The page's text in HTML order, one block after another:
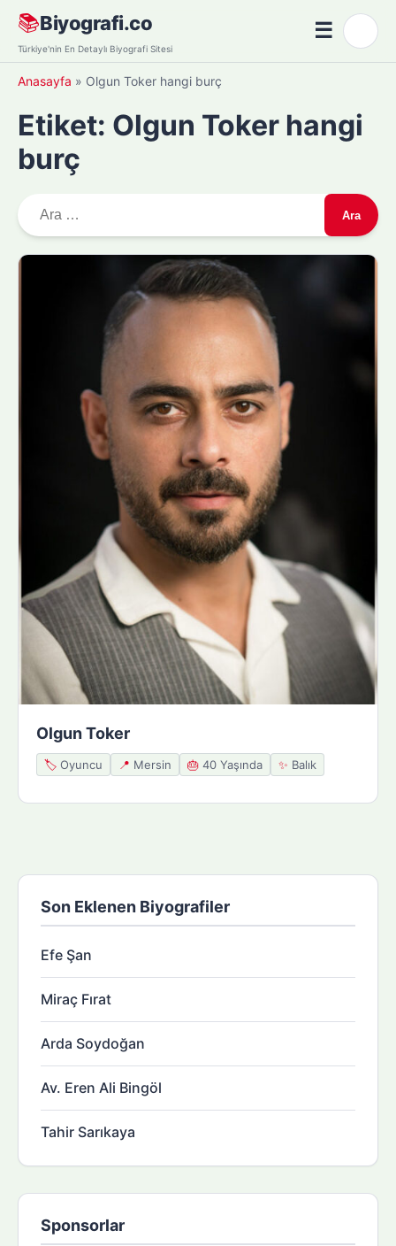
Skip
content
📚Biyografi.co
Türkiye'nin En Detaylı Biyografi Sitesi
☰Menü
Anasayfa » Olgun Toker hangi burç
Etiket: Olgun Toker hangi
burç
r
Olgun Toker
🏷️ Oyuncu 📍 Mersin 🎂 40 Yaşında ✨ Balık
Son Eklenen Biyografiler
Efe Şan
Miraç Fırat
Arda Soydoğan
Av. Eren Ali Bingöl
Tahir Sarıkaya
Sponsorlar